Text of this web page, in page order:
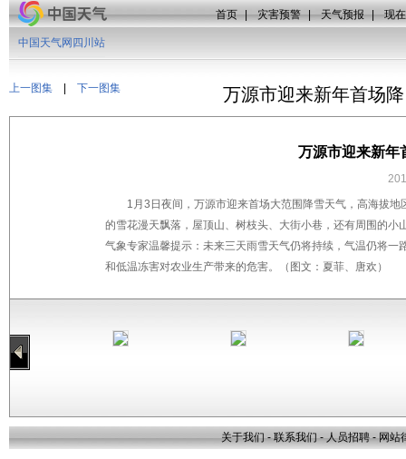
首页 | 灾害预警 | 天气预报 | 现
上一图集 下一图集
中国天气网四川站
万源市迎来新年首场
万源市迎来新年
1月3日夜间，万源市迎来首场大范围降雪天气，高海拔
的雪花漫天飘落，屋顶山、树枝头、大街小巷，还有周围的
气象专家温馨提示：未来三天雨雪天气仍将持续，气温仍将
和低温冻害对农业生产带来的危害。（图文：夏菲、唐欢）
关于我们 - 联系我们 - 人员招聘 - 网站